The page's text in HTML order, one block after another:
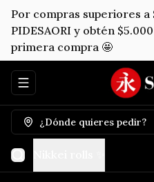
Por compras superiores a
PIDESAORI y obtén
primera compra 🤩
Abrir menu de navegación
¿Dónde quieres pedir?